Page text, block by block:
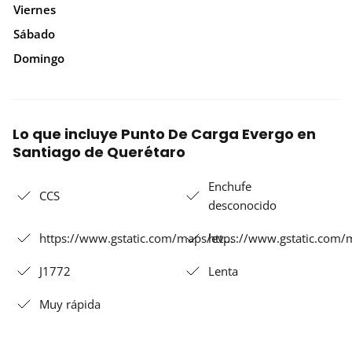
Viernes
Sábado
Domingo
Lo que incluye Punto De Carga Evergo en
Santiago de Querétaro
CCS
Enchufe
desconocido
https://www.gstatic.com/maps/ev…https://www.gstatic.com/
J1772 Lenta
Muy rápida